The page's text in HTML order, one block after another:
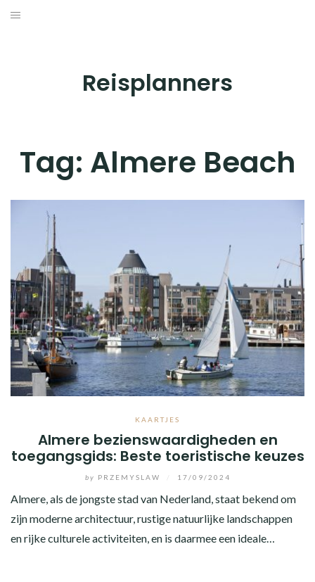
Skip
Reisplanners
Tag: Almere Beach
KAARTJES
Almere bezienswaardigheden en
toegangsgids: Beste toeristische keuzes
by PRZEMYSLAW 17/09/2024
Almere, als de jongste stad van Nederland, staat bekend om
zijn moderne architectuur, rustige natuurlijke landschappen
en rijke culturele activiteiten, en is daarmee een ideale…